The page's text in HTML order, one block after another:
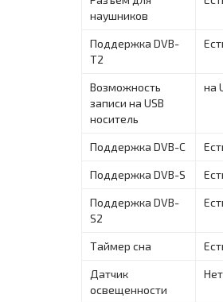
наушников
Поддержка DVB-
T2
Возможность
записи на USB
носитель
на
Поддержка DVB-C
Поддержка DVB-S
Поддержка DVB-
S2
Таймер сна
Датчик
освещенности
Нет